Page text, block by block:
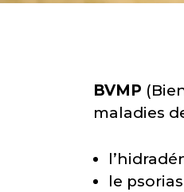
BVMP
maladies
le